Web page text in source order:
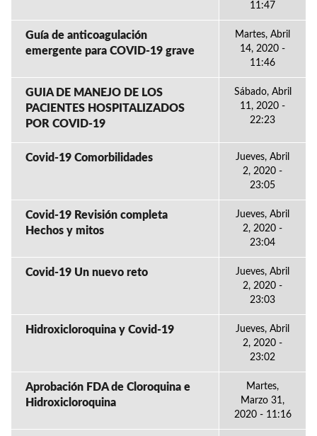
11:47
Guía de anticoagulación
emergente para COVID-19 grave
Martes, Abril
14, 2020 -
11:46
GUIA DE MANEJO DE LOS
PACIENTES HOSPITALIZADOS
POR COVID-19
Sábado, Abril
11, 2020 -
22:23
Covid-19 Comorbilidades
Jueves, Abril
2, 2020 -
23:05
Covid-19 Revisión completa
Hechos y mitos
Jueves, Abril
2, 2020 -
23:04
Covid-19 Un nuevo reto
Jueves, Abril
2, 2020 -
23:03
Hidroxicloroquina y Covid-19
Jueves, Abril
2, 2020 -
23:02
Aprobación FDA de Cloroquina e
Hidroxicloroquina
Martes,
Marzo 31,
2020 - 11:16